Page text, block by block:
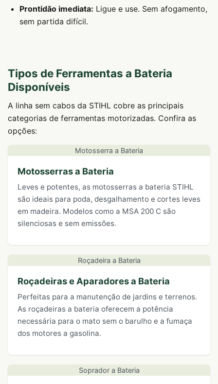
Prontidão imediata: Ligue e use. Sem afogamento,
sem partida difícil.
Tipos de Ferramentas a Bateria
Disponíveis
A linha sem cabos da STIHL cobre as principais
categorias de ferramentas motorizadas. Confira as
opções:
Motosserra a Bateria
Motosserras a Bateria
Leves e potentes, as motosserras a bateria STIHL
são ideais para poda, desgalhamento e cortes leves
em madeira. Modelos como a MSA 200 C são
silenciosas e sem emissões.
Roçadeira a Bateria
Roçadeiras e Aparadores a Bateria
Perfeitas para a manutenção de jardins e terrenos.
As roçadeiras a bateria oferecem a potência
necessária para o mato sem o barulho e a fumaça
dos motores a gasolina.
Soprador a Bateria